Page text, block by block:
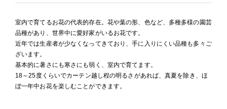
室内で育てるお花の代表的存在。花や葉の形、色など、多種多様の園芸
品種があり、世界中に愛好家がいるお花です。
近年では生産者が少なくなってきており、手に入りにくい品種も多々ご
ざいます。
基本的に暑さにも寒さにも弱く、室内で育てます。
18～25度くらいでカーテン越し程の明るさがあれば、真夏を除き、ほ
ぼ一年中お花を楽しむことができます。